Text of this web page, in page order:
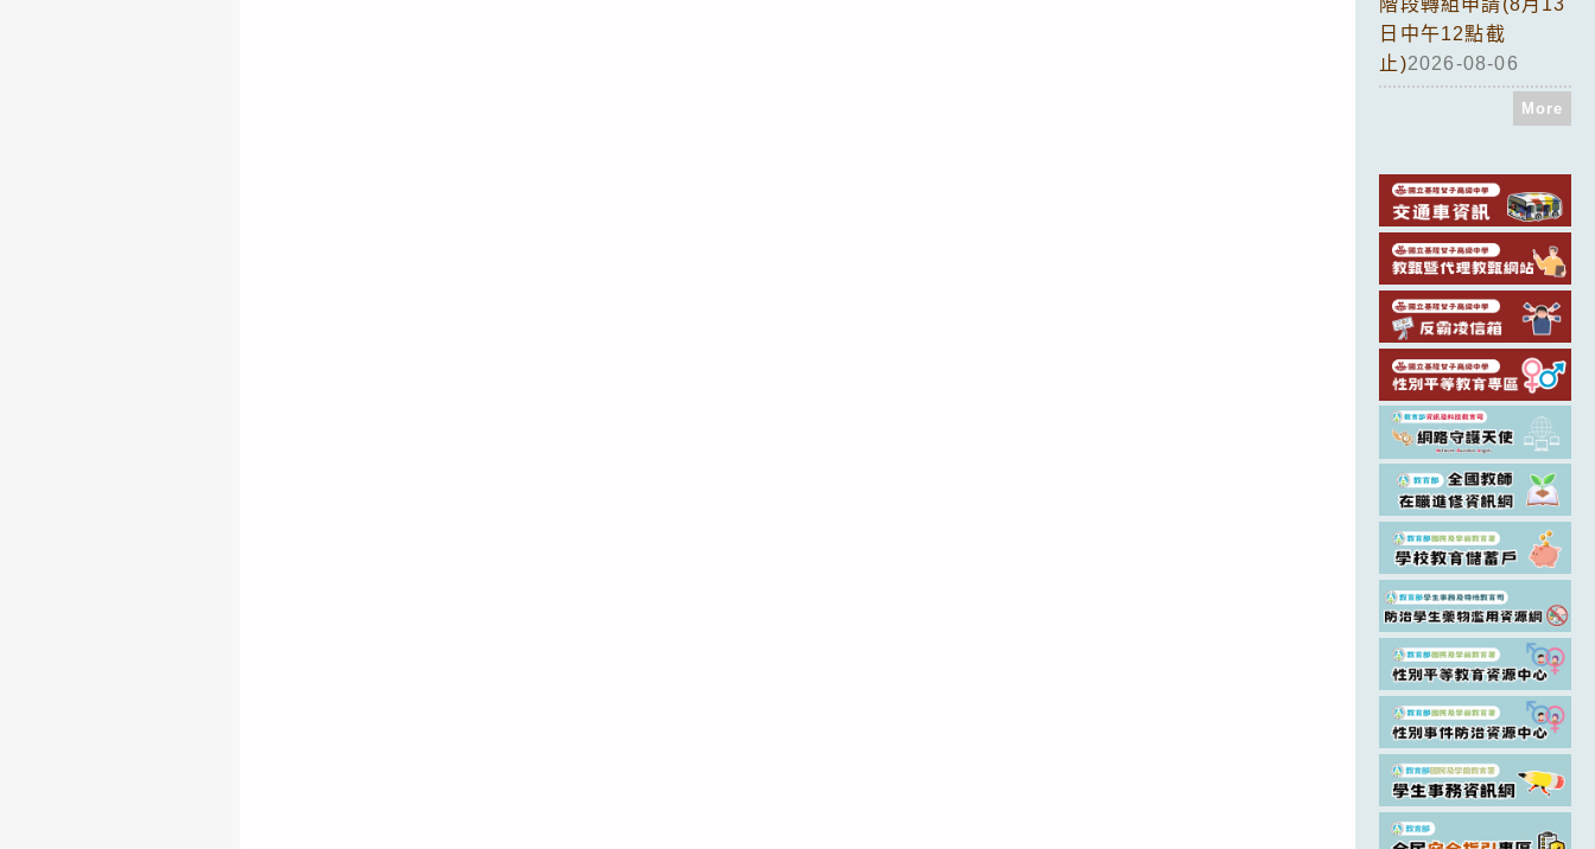
階段轉組申請(8月13
日中午12點截
止)2026-08-06
More